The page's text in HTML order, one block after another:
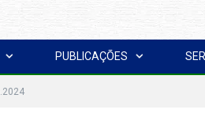
PUBLICAÇÕES